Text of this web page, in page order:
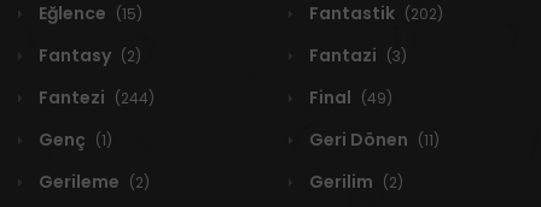
Eğlence (15) Fantastik (202)
Fantasy (2) Fantazi (3)
Fantezi (244) Final (49)
Genç (1) Geri Dönen (11)
Gerileme (2) Gerilim (2)